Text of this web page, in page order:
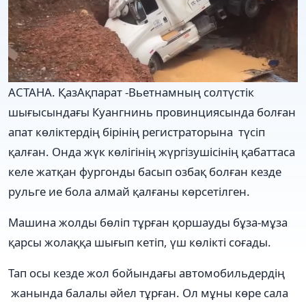
АСТАНА. ҚазАқпарат -Вьетнамның солтүстік
шығысындағы Куангнинь провинциясында болған
апат көліктердің бірінің регистраторына түсіп
қалған. Онда жүк көлігінің жүргізушісінің қабаттаса
келе жатқан фургонды басып озбақ болған кезде
рульге ие бола алмай қалғаны көрсетілген.
Машина жолды бөліп тұрған қоршауды бұза-мұза
қарсы жолаққа шығып кетіп, үш көлікті соғады.
Тап осы кезде жол бойындағы автомобильдердің
жанында балалы әйел тұрған. Ол мұны көре сала